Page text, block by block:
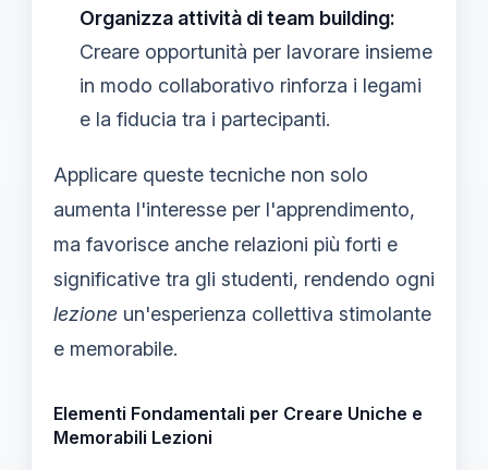
Organizza attività di team building:
Creare opportunità per lavorare insieme
in modo collaborativo rinforza i legami
e la fiducia tra i partecipanti.
Applicare queste tecniche non solo
aumenta l'interesse per l'apprendimento,
ma favorisce anche relazioni più forti e
significative tra gli studenti, rendendo ogni
lezione un'esperienza collettiva stimolante
e memorabile.
Elementi Fondamentali per Creare Uniche e
Memorabili Lezioni